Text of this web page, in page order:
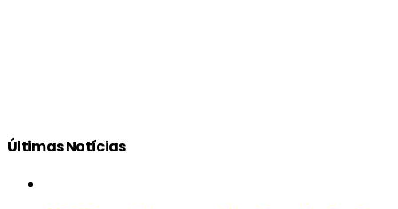
Últimas Notícias